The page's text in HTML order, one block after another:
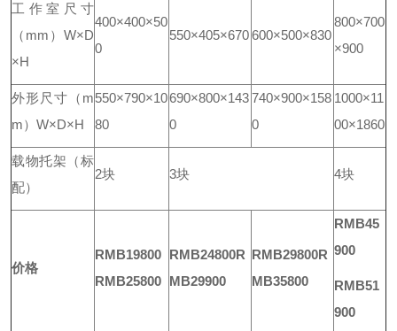
工作室尺寸
（mm）W×D
×H
400×400×50
0
550×405×670600×500×830
800×700
×900
外形尺寸 （m
m）W×D×H
550×790×10
80
690×800×143
0
740×900×158
0
1000×11
00×1860
载物托架（标
配）
2块 3块 4块
价格
RMB19800
RMB25800
RMB24800R
MB29900
RMB29800R
MB35800
RMB45
900
RMB51
900